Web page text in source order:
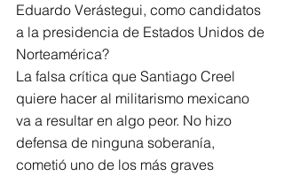
Eduardo Verástegui, como candidatos
a la presidencia de Estados Unidos de
Norteamérica?
La falsa crítica que Santiago Creel
quiere hacer al militarismo mexicano
va a resultar en algo peor. No hizo
defensa de ninguna soberanía,
cometió uno de los más graves